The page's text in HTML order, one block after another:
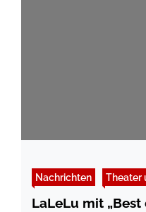
Nachrichten Theater
LaLeLu mit „Best